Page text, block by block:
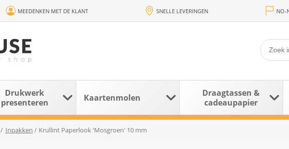
MEEDENKEN MET DE KLANT SNELLE LEVERINGEN NO-
Drukwerk
presenteren
Kaartenmolen
Draagtassen &
cadeaupapier
/ Inpakken / Krullint Paperlook 'Mosgroen' 10 mm